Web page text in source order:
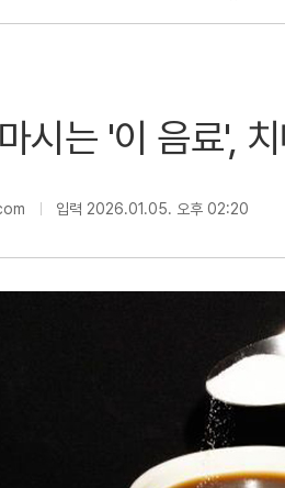
시는 '이 음료',
입력 2026.01.05. 오후 02:20